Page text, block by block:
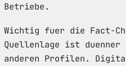
Betriebe.
Wichtig fuer die Fact-
Quellenlage ist
anderen Profilen.